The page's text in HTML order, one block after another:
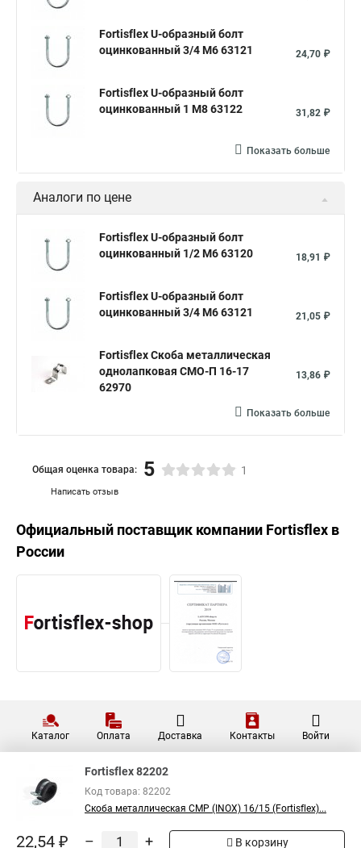
Fortisflex U-образный болт
оцинкованный 3/4 М6 63121
24,70 ₽
Fortisflex U-образный болт
оцинкованный 1 М8 63122
31,82 ₽
Показать больше
Аналоги по цене
Fortisflex U-образный болт
оцинкованный 1/2 М6 63120
18,91 ₽
Fortisflex U-образный болт
оцинкованный 3/4 М6 63121
21,05 ₽
Fortisflex Скоба металлическая
однолапковая СМО-П 16-17
62970
13,86 ₽
Показать больше
Написать отзыв
Общая оценка товара: 5 1
Официальный поставщик компании Fortisflex в
России
Каталог Оплата Доставка Контакты Войти
Fortisflex 82202
Код товара: 82202
Скоба металлическая СМР (INOX) 16/15 (Fortisflex)...
22,54 ₽ – + В корзину